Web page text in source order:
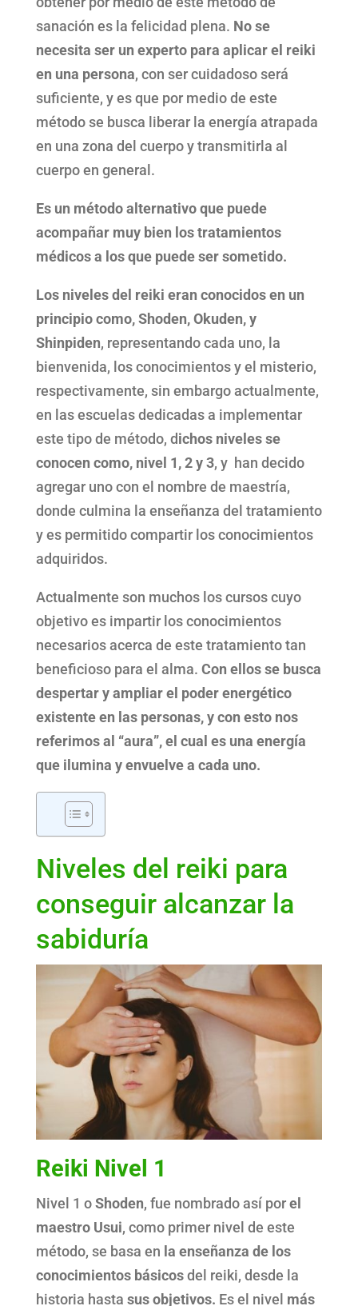
sanación es la felicidad plena. No se
necesita ser un experto para aplicar el reiki
en una persona, con ser cuidadoso será
suficiente, y es que por medio de este
método se busca liberar la energía atrapada
en una zona del cuerpo y transmitirla al
cuerpo en general.
Es un método alternativo que puede
acompañar muy bien los tratamientos
médicos a los que puede ser sometido.
Los niveles del reiki eran conocidos en un
principio como, Shoden, Okuden, y
Shinpiden, representando cada uno, la
bienvenida, los conocimientos y el misterio,
respectivamente, sin embargo actualmente,
en las escuelas dedicadas a implementar
este tipo de método, dichos niveles se
conocen como, nivel 1, 2 y 3, y han decido
agregar uno con el nombre de maestría,
donde culmina la enseñanza del tratamiento
y es permitido compartir los conocimientos
adquiridos.
Actualmente son muchos los cursos cuyo
objetivo es impartir los conocimientos
necesarios acerca de este tratamiento tan
beneficioso para el alma. Con ellos se busca
despertar y ampliar el poder energético
existente en las personas, y con esto nos
referimos al “aura”, el cual es una energía
que ilumina y envuelve a cada uno.
Niveles del reiki para
conseguir alcanzar la
sabiduría
Reiki Nivel 1
Nivel 1 oShoden, fue nombrado así porel
maestro Usui, como primer nivel de este
método, se basa en la enseñanza de los
conocimientos básicosdel reiki, desde la
historia hasta sus objetivos. Es el nivel más